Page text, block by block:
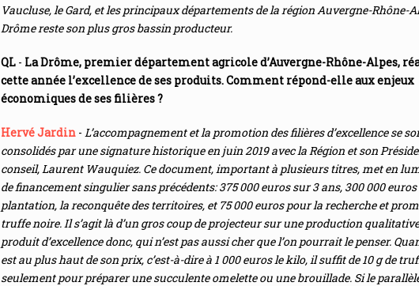
Vaucluse, le Gard, et les principaux départements de la région Auvergne-Rhône-
Drôme reste son plus gros bassin producteur.
QL - La Drôme, premier département agricole d’Auvergne-Rhône-Alpes,
cette année l’excellence de ses produits. Comment répond-elle aux enjeux
économiques de ses filières ?
Hervé Jardin - L’accompagnement et la promotion des filières d’excellence se
consolidés par une signature historique en juin 2019 avec la Région et son
conseil, Laurent Wauquiez. Ce document, important à plusieurs titres, met en
de financement singulier sans précédents: 375 000 euros sur 3 ans, 300 000 euros
plantation, la reconquête des territoires, et 75 000 euros pour la recherche et
truffe noire. Il s’agit là d’un gros coup de projecteur sur une production
produit d’excellence donc, qui n’est pas aussi cher que l’on pourrait le penser.
est au plus haut de son prix, c’est-à-dire à 1 000 euros le kilo, il suffit de 10 g de
seulement pour préparer une succulente omelette ou une brouillade. Si le